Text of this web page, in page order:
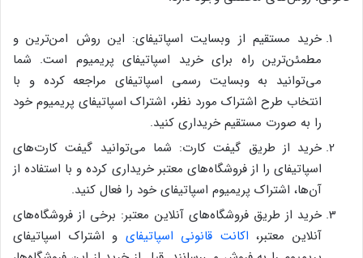
خرید مستقیم از وبسایت اسپاتیفای: این روش امن‌ترین و
مطمئن‌ترین راه برای خرید اسپاتیفای پریمیوم است. شما
می‌توانید به وبسایت رسمی اسپاتیفای مراجعه کرده و با
انتخاب طرح اشتراک مورد نظر، اشتراک اسپاتیفای پریمیوم خود
را به صورت مستقیم خریداری کنید.
خرید از طریق گیفت کارت: شما می‌توانید گیفت کارت‌های
اسپاتیفای را از فروشگاه‌های معتبر خریداری کرده و با استفاده از
آن‌ها، اشتراک پریمیوم اسپاتیفای خود را فعال کنید.
خرید از طریق فروشگاه‌های آنلاین معتبر: برخی از فروشگاه‌های
آنلاین معتبر، اکانت قانونی اسپاتیفای و اشتراک اسپاتیفای